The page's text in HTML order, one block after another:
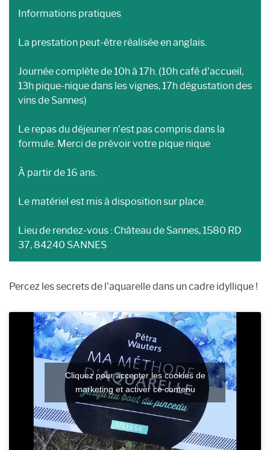
Informations pratiques
La prestation peut-être réalisée en anglais.
Journée complète de 10h à 17h. (10h café d’accueil,
13h pique-nique dans les vignes, 17h dégustation des
vins de Sannes)
Le repas du déjeuner n’est pas compris dans la
formule. Merci de prévoir votre pique nique
À partir de 16 ans.
Le matériel est mis à disposition sur place.
Lieu de rendez-vous : Château de Sannes, 1580 RD
37, 84240 SANNES
Percez les secrets de l’aquarelle dans un cadre idyllique !
Cliquez pour accepter les cookies de
marketing et activer ce contenu